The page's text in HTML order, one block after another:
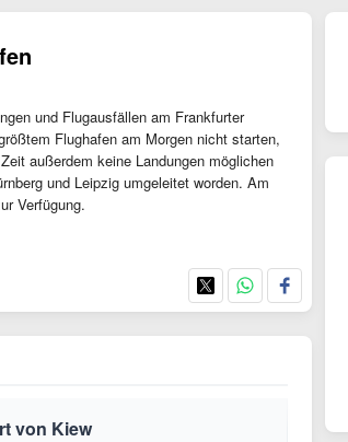
und Flugausfällen am Frankfurter
Flughafen am Morgen nicht starten,
außerdem keine Landungen möglichen
und Leipzig umgeleitet worden. Am
Verfügung.
von Kiew